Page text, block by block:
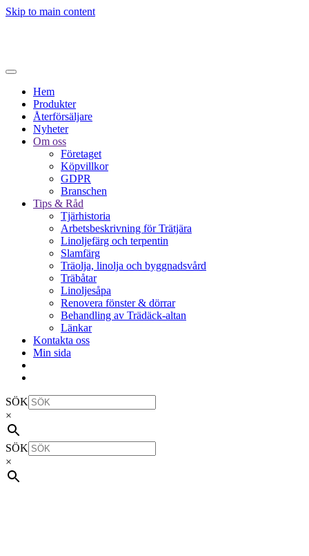
Skip to main content
Hem
Produkter
Återförsäljare
Nyheter
Om oss
Företaget
Köpvillkor
GDPR
Branschen
Tips & Råd
Tjärhistoria
Arbetsbeskrivning för Trätjära
Linoljefärg och terpentin
Slamfärg
Träolja, linolja och byggnadsvård
Träbåtar
Linoljesåpa
Renovera fönster & dörrar
Behandling av Trädäck-altan
Länkar
Kontakta oss
Min sida
SÖK
×
SÖK
×